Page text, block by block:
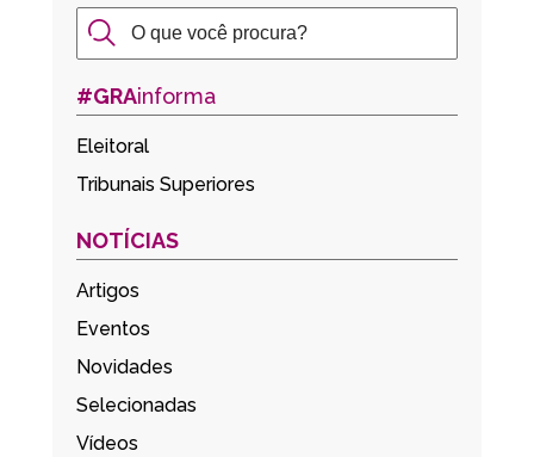
#GRAinforma
Eleitoral
Tribunais Superiores
NOTÍCIAS
Artigos
Eventos
Novidades
Selecionadas
Vídeos